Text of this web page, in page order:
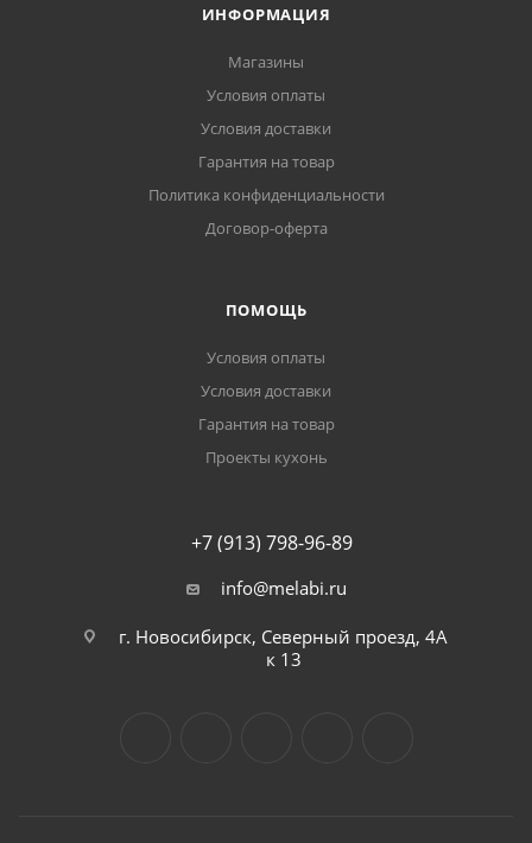
ИНФОРМАЦИЯ
Магазины
Условия оплаты
Условия доставки
Гарантия на товар
Политика конфиденциальности
Договор-оферта
ПОМОЩЬ
Условия оплаты
Условия доставки
Гарантия на товар
Проекты кухонь
+7 (913) 798-96-89
info@melabi.ru
г. Новосибирск, Северный проезд, 4А
к 13